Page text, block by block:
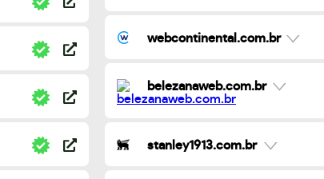
webcontinental.com.br
belezanaweb.com.br
stanley1913.com.br